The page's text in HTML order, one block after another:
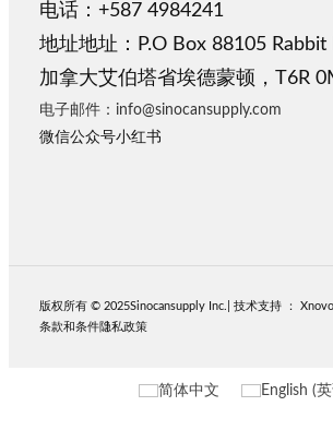
电话：+587 4984241
地址地址：P.O Box 88105 Rabbit
加拿大艾伯塔省埃德蒙顿，T6R
电子邮件：info@sinocansupply.com
微信公众号小红书
版权所有 © 2025Sinocansupply Inc. | 技术支持 ：
条款和条件隐私政策
简体中文 English (